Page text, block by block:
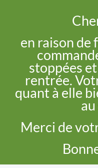
en raison de
stoppées
rentrée.
quant à elle
Merci de